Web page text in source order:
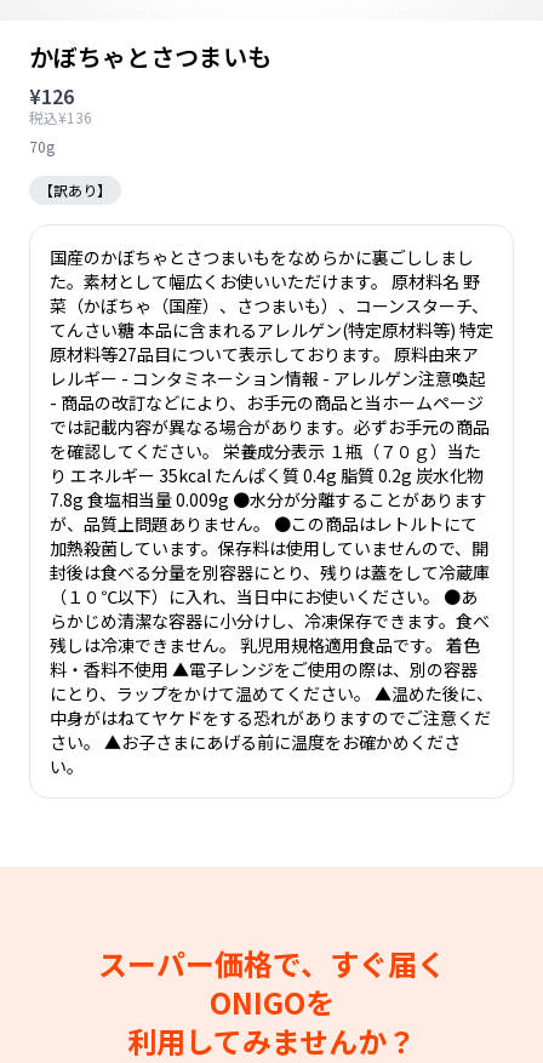
かぼちゃとさつまいも
¥126
税込¥136
70g
【訳あり】
国産のかぼちゃとさつまいもをなめらかに裏ごししまし
た。素材として幅広くお使いいただけます。 原材料名 野
菜（かぼちゃ（国産）、さつまいも）、コーンスターチ、
てんさい糖 本品に含まれるアレルゲン(特定原材料等) 特定
原材料等27品目について表示しております。 原料由来ア
レルギー - コンタミネーション情報 - アレルゲン注意喚起
- 商品の改訂などにより、お手元の商品と当ホームページ
では記載内容が異なる場合があります。必ずお手元の商品
を確認してください。 栄養成分表示 １瓶（７０ｇ）当た
り エネルギー 35kcal たんぱく質 0.4g 脂質 0.2g 炭水化物
7.8g 食塩相当量 0.009g ●水分が分離することがあります
が、品質上問題ありません。 ●この商品はレトルトにて
加熱殺菌しています。保存料は使用していませんので、開
封後は食べる分量を別容器にとり、残りは蓋をして冷蔵庫
（１０℃以下）に入れ、当日中にお使いください。 ●あ
らかじめ清潔な容器に小分けし、冷凍保存できます。食べ
残しは冷凍できません。 乳児用規格適用食品です。 着色
料・香料不使用 ▲電子レンジをご使用の際は、別の容器
にとり、ラップをかけて温めてください。 ▲温めた後に、
中身がはねてヤケドをする恐れがありますのでご注意くだ
さい。 ▲お子さまにあげる前に温度をお確かめくださ
い。
スーパー価格で、すぐ届く
ONIGOを
利用してみませんか？